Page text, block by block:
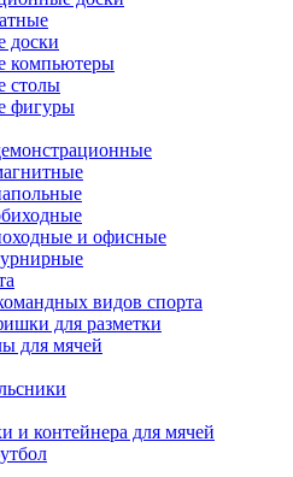
доски
компьютеры
столы
фигуры
и офисные
видов спорта
для разметки
для мячей
и контейнера для мячей